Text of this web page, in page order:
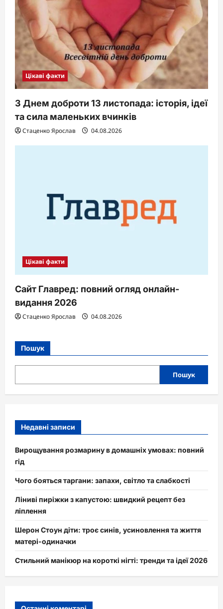
Цікаві факти
З Днем доброти 13 листопада: історія, ідеї
та сила маленьких вчинків
Стаценко Ярослав 04.08.2026
Цікаві факти
Сайт Главред: повний огляд онлайн-
видання 2026
Стаценко Ярослав 04.08.2026
Пошук
Пошук
Недавні записи
Вирощування розмарину в домашніх умовах: повний
гід
Чого бояться таргани: запахи, світло та слабкості
Ліниві пиріжки з капустою: швидкий рецепт без
ліплення
Шерон Стоун діти: троє синів, усиновлення та життя
матері-одиначки
Стильний манікюр на короткі нігті: тренди та ідеї 2026